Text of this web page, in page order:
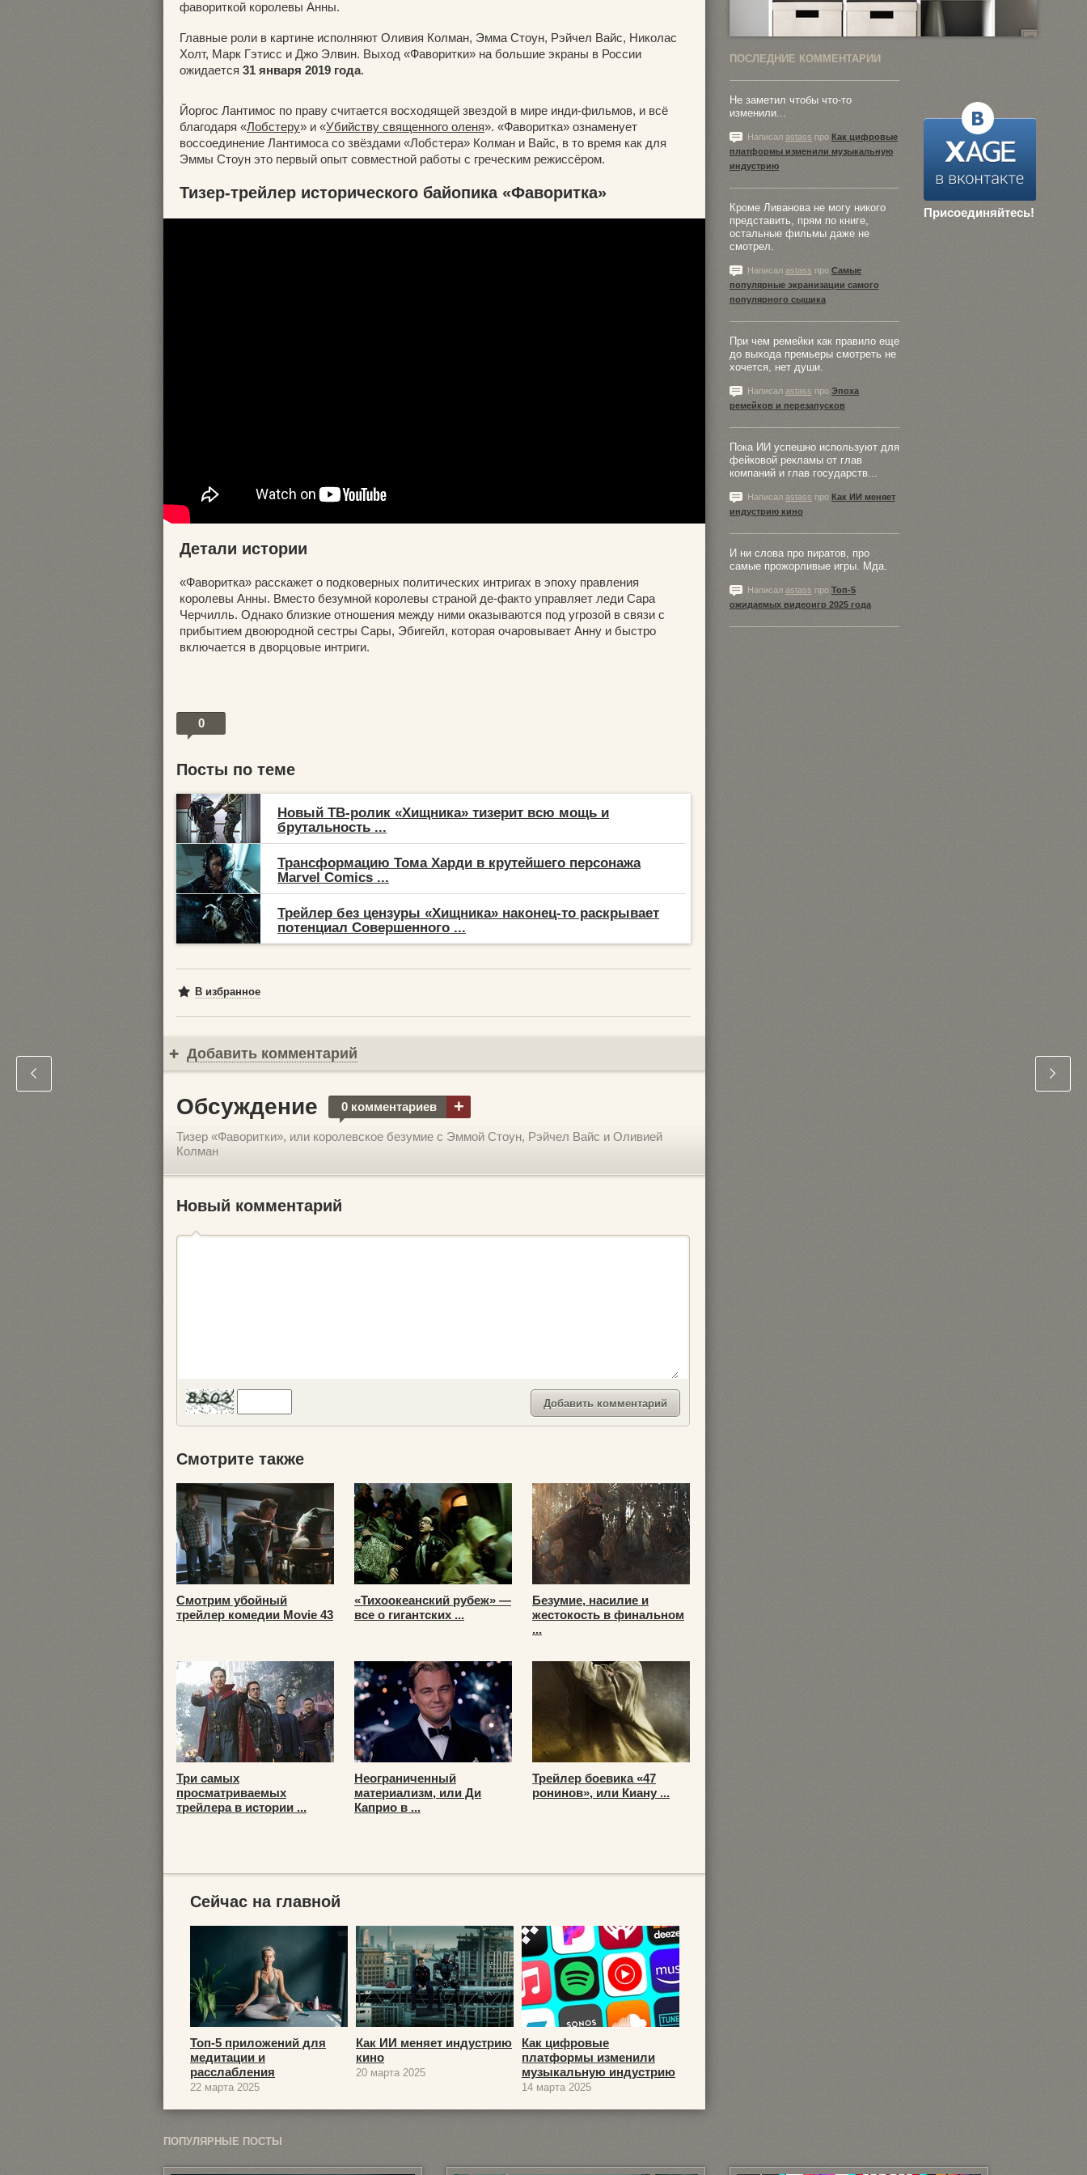
фавориткой королевы Анны.
Главные роли в картине исполняют Оливия Колман, Эмма Стоун, Рэйчел Вайс, Николас
Холт, Марк Гэтисс и Джо Элвин. Выход «Фаворитки» на большие экраны в России
ожидается 31 января 2019 года.
Йоргос Лантимос по праву считается восходящей звездой в мире инди-фильмов, и всё
благодаря «Лобстеру» и «Убийству священного оленя». «Фаворитка» ознаменует
воссоединение Лантимоса со звёздами «Лобстера» Колман и Вайс, в то время как для
Эммы Стоун это первый опыт совместной работы с греческим режиссёром.
Тизер-трейлер исторического байопика «Фаворитка»
Детали истории
«Фаворитка» расскажет о подковерных политических интригах в эпоху правления
королевы Анны. Вместо безумной королевы страной де-факто управляет леди Сара
Черчилль. Однако близкие отношения между ними оказываются под угрозой в связи с
прибытием двоюродной сестры Сары, Эбигейл, которая очаровывает Анну и быстро
включается в дворцовые интриги.
0
Посты по теме
Новый ТВ-ролик «Хищника» тизерит всю мощь и
брутальность ...
Трансформацию Тома Харди в крутейшего персонажа
Marvel Comics ...
Трейлер без цензуры «Хищника» наконец-то раскрывает
потенциал Совершенного ...
В избранное
Добавить комментарий
Обсуждение 0 комментариев +
Тизер «Фаворитки», или королевское безумие с Эммой Стоун, Рэйчел Вайс и Оливией
Колман
Новый комментарий
Смотрите также
Смотрим убойный
трейлер комедии Movie 43
«Тихоокеанский рубеж» —
все о гигантских ...
Безумие, насилие и
жестокость в финальном
...
Три самых
просматриваемых
трейлера в истории ...
Неограниченный
материализм, или Ди
Каприо в ...
Трейлер боевика «47
ронинов», или Киану ...
Сейчас на главной
Топ-5 приложений для
медитации и
расслабления
22 марта 2025
Как ИИ меняет индустрию
кино
20 марта 2025
Как цифровые
платформы изменили
музыкальную индустрию
14 марта 2025
ПОСЛЕДНИЕ КОММЕНТАРИИ
Присоединяйтесь!
Не заметил чтобы что-то
изменили...
Написал astass про Как цифровые
платформы изменили музыкальную
индустрию
Кроме Ливанова не могу никого
представить, прям по книге,
остальные фильмы даже не
смотрел.
Написал astass про Самые
популярные экранизации самого
популярного сыщика
При чем ремейки как правило еще
до выхода премьеры смотреть не
хочется, нет души.
Написал astass про Эпоха
ремейков и перезапусков
Пока ИИ успешно используют для
фейковой рекламы от глав
компаний и глав государств...
Написал astass про Как ИИ меняет
индустрию кино
И ни слова про пиратов, про
самые прожорливые игры. Мда.
Написал astass про Топ-5
ожидаемых видеоигр 2025 года
ПОПУЛЯРНЫЕ ПОСТЫ